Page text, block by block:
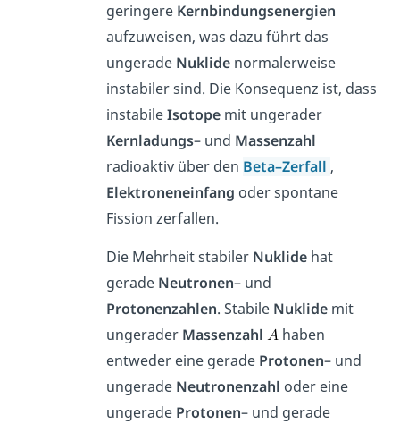
geringere Kernbindungsenergien
aufzuweisen, was dazu führt das
ungerade Nuklide normalerweise
instabiler sind. Die Konsequenz ist, dass
instabileIsotope mit ungerader
Kernladungs– und Massenzahl
radioaktiv über den Beta–Zerfall ,
Elektroneneinfang oder spontane
Fission zerfallen.
Die Mehrheit stabiler Nuklide hat
gerade Neutronen– und
Protonenzahlen. Stabile Nuklide mit
ungerader Massenzahl
haben
entweder eine gerade Protonen– und
ungerade Neutronenzahl oder eine
ungerade Protonen– und gerade